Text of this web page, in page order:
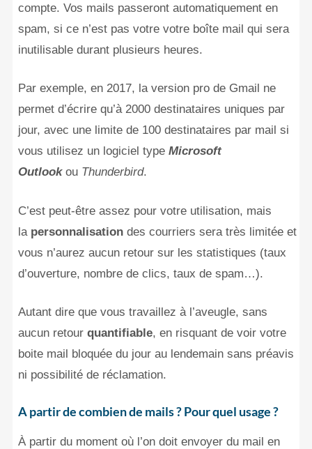
compte. Vos mails passeront automatiquement en
spam, si ce n’est pas votre votre boîte mail qui sera
inutilisable durant plusieurs heures.
Par exemple, en 2017, la version pro de Gmail ne
permet d’écrire qu’à 2000 destinataires uniques par
jour, avec une limite de 100 destinataires par mail si
vous utilisez un logiciel typeMicrosoft
Outlookou Thunderbird.
C’est peut-être assez pour votre utilisation, mais
lapersonnalisation des courriers sera très limitée et
vous n’aurez aucun retour sur les statistiques (taux
d’ouverture, nombre de clics, taux de spam…).
Autant dire que vous travaillez à l’aveugle, sans
aucun retourquantifiable, en risquant de voir votre
boite mail bloquée du jour au lendemain sans préavis
ni possibilité de réclamation.
A partir de combien de mails ? Pour quel usage ?
À partir du moment où l’on doit envoyer du mail en